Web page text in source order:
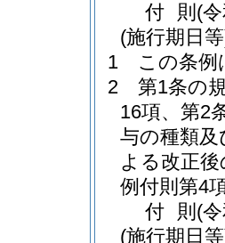
付 則 (
(施行期日
1
この条例
2
第1条の
16項、第2
与の種類
よる改正
例付則第4
付 則 (
(施行期日